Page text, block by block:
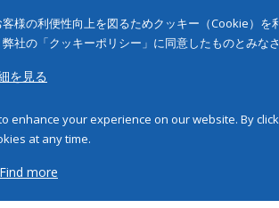
様の利便性向上を図るためクッキー（Cookie）
社の「クッキーポリシー」に同意したものとみな
を見る
enhance your experience on our website. By
at any time.
Find more